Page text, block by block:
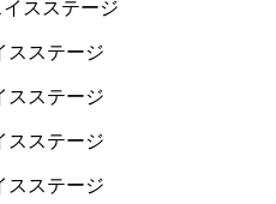
スステージ
スステージ
スステージ
スステージ
スステージ